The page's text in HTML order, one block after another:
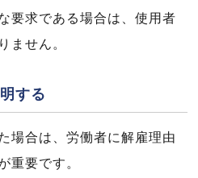
要求である場合は、使用者
ません。
する
場合は、労働者に解雇理由
重要です。